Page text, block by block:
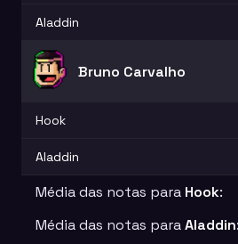
Aladdin
Bruno Carvalho
Hook
Aladdin
Média das notas para Hook:
Média das notas paraAladdin: